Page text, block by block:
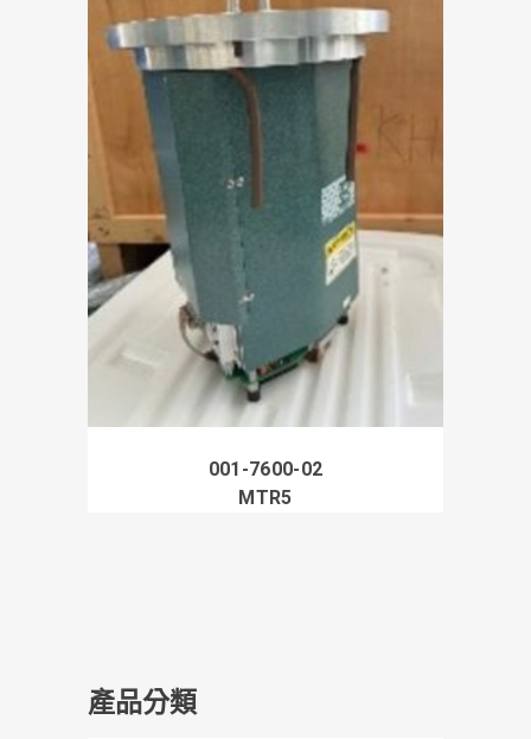
001-7600-02
MTR5
產品分類